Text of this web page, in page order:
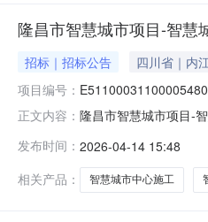
隆昌市智慧城市项目-智慧
招标｜招标公告 四川省｜内
项目编号：
正文内容： 隆昌市智慧城市项目-
发展和改革局关于隆
来自专项债资金（
发布时间： 2026-04-14 15:48
相关产品：
智慧城市中心施工